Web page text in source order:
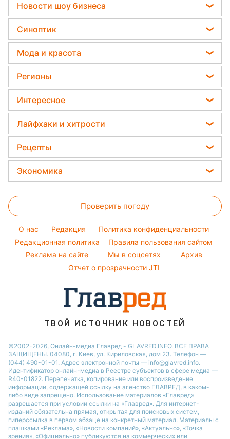
Неожиданная польза для дома:
зачем варят лавровый лист с
культовый образ из "Красотки" на
свадьбе племянницы
В Украине почти не осталось
целых ТЭС: тревожное заявление
Зеленского
16:56
РФ объявила "свободную охоту":
где оккупанты существенно
усилят атаки дронами
16:54
Украинцам могут массово
юрист назвал причину
ключи: лайфхак решает
назойливую проблему
16:20
Второй урожай огурцов в августе
— реален: что нужно сделать с
кустами
видео
16:07